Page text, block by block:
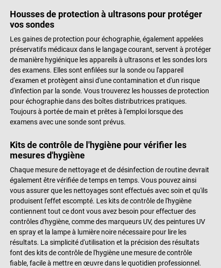
Housses de protection à ultrasons pour protéger
vos sondes
Les gaines de protection pour échographie, également appelées
préservatifs médicaux dans le langage courant, servent à protéger
de manière hygiénique les appareils à ultrasons et les sondes lors
des examens. Elles sont enfilées sur la sonde ou l'appareil
d'examen et protègent ainsi d'une contamination et d'un risque
d'infection par la sonde. Vous trouverez les housses de protection
pour échographie dans des boîtes distributrices pratiques.
Toujours à portée de main et prêtes à l'emploi lorsque des
examens avec une sonde sont prévus.
Kits de contrôle de l'hygiène pour vérifier les
mesures d'hygiène
Chaque mesure de nettoyage et de désinfection de routine devrait
également être vérifiée de temps en temps. Vous pouvez ainsi
vous assurer que les nettoyages sont effectués avec soin et qu'ils
produisent l'effet escompté. Les kits de contrôle de l'hygiène
contiennent tout ce dont vous avez besoin pour effectuer des
contrôles d'hygiène, comme des marqueurs UV, des peintures UV
en spray et la lampe à lumière noire nécessaire pour lire les
résultats. La simplicité d'utilisation et la précision des résultats
font des kits de contrôle de l'hygiène une mesure de contrôle
fiable, facile à mettre en œuvre dans le quotidien professionnel.